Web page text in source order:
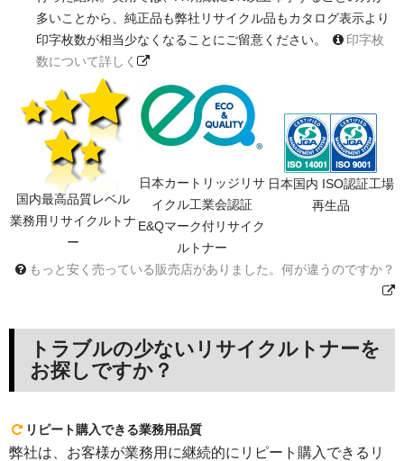
多いことから、純正品も弊社リサイクル品もカタログ表示より
印字枚数が相当少なくなることにご留意ください。
印字枚
数について詳しく
国内最高品質レベル
業務用リサイクルトナ
ー
日本カートリッジリサ
イクル工業会認証
E&Qマーク付リサイク
ルトナー
日本国内 ISO認証工場
再生品
もっと安く売っている販売店がありました。何が違うのですか？
トラブルの少ないリサイクルトナーを
お探しですか？
リピート購入できる業務用品質
弊社は、お客様が業務用に継続的にリピート購入できるリ